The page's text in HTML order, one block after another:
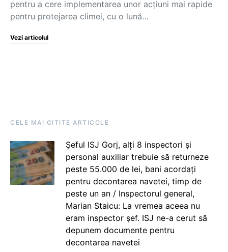
pentru a cere implementarea unor acţiuni mai rapide
pentru protejarea climei, cu o lună…
Vezi articolul
CELE MAI CITITE ARTICOLE
Șeful ISJ Gorj, alți 8 inspectori și
personal auxiliar trebuie să returneze
peste 55.000 de lei, bani acordați
pentru decontarea navetei, timp de
peste un an / Inspectorul general,
Marian Staicu: La vremea aceea nu
eram inspector șef. ISJ ne-a cerut să
depunem documente pentru
decontarea navetei